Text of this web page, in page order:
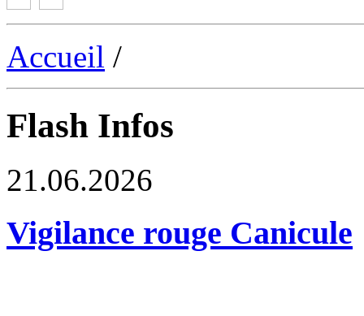
Accueil /
Flash Infos
21.06.2026
Vigilance rouge Canicule